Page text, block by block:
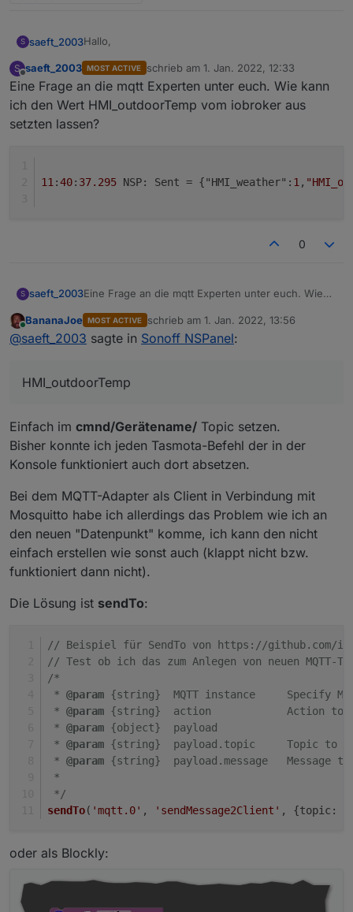
S saeft_2003Hallo,
Ich wollte euch fragen ob das jemand von euch
schon zusammen mit Tasmota im Einsatz hat? Evtl
könnte man sich hier etwas dazu austauschen.
Ich habe es jetzt zusammen mit Tasmota seit heute
Baustellen, es werden z.b. die Wetterdaten vom
Nortpol angezeigt, obwohl ich Lat und Longitude
richtig eingeben habe.
Edit: mit „NSPLocation <Name der Stadt>“ kann
man die richtige Location setzten.
S
Offline
saeft_2003 MOST ACTIVE schrieb am 1. Jan. 2022, 12:33
zuletzt editiert von
Eine Frage an die mqtt Experten unter euch. Wie kann
ich den Wert HMI_outdoorTemp vom iobroker aus
setzten lassen?
11 :40: 37.295 NSP: Sent = {"HMI_weather": 1 ,
0
S saeft_2003Eine Frage an die mqtt Experten unter euch. Wie
aus setzten lassen?
11:40:37.295 NSP: Sent =
Online
BananaJoe MOST ACTIVE schrieb am 1. Jan. 2022, 13:56
zuletzt editiert von
@saeft_2003 sagte in Sonoff NSPanel:
HMI_outdoorTemp
Einfach im cmnd/Gerätename/ Topic setzen.
Bisher konnte ich jeden Tasmota-Befehl der in der
Konsole funktioniert auch dort absetzen.
Bei dem MQTT-Adapter als Client in Verbindung mit
Mosquitto habe ich allerdings das Problem wie ich an
den neuen "Datenpunkt" komme, ich kann den nicht
einfach erstellen wie sonst auch (klappt nicht bzw.
funktioniert dann nicht).
Die Lösung ist sendTo:
// Beispiel für SendTo von https://github.com/
// Test ob ich das zum Anlegen von neuen MQTT-
/*
* @param {string}  MQTT instance     Specify
* @param {string}  action            Action to use
* @param {object}  payload
* @param {string}  payload.topic     Topic to
* @param {string}  payload.message   Message
*
*/
sendTo( 'mqtt.0' , 'sendMessage2Client' , {topic:
oder als Blockly: